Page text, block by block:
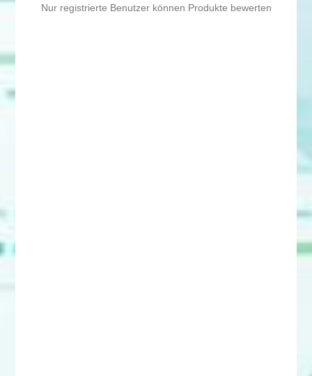
Nur registrierte Benutzer können Produkte bewerten